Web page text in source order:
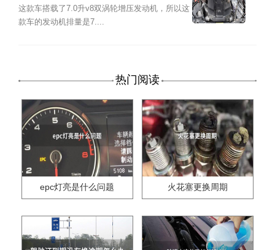
这款车搭载了7.0升v8双涡轮增压发动机，所以这
款车的发动机排量是7....
热门阅读
epc灯亮是什么问题 火花塞更换周期